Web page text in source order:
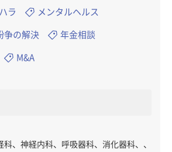
ラ メンタルヘルス
争の解決 年金相談
M&A
科、神経内科、呼吸器科、消化器科、、